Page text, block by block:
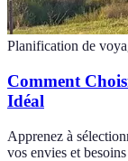
Planification de
Comment
Idéal
Apprenez à
vos envies et